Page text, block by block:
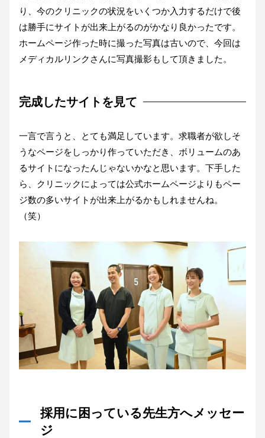
り、今のクリニックの状況をいくつか入力するだけで後
は勝手にサイトが出来上がるのがかなり良かったです。
ホームページ作った時に撮った写真は古いので、今回は
メディカルリンクさんに写真撮影もして頂きました。
完成したサイトを見て
一言で言うと、とても満足しています。求職者が欲しそ
うなページをしっかり作っていただき、ボリュームのあ
るサイトになったんじゃないかなと思います。下手した
ら、クリニックによっては公式ホームページよりもペー
ジ数の多いサイトが出来上がるかもしれませんね。
（笑）
採用に困っている先生方へメッセー
ジ